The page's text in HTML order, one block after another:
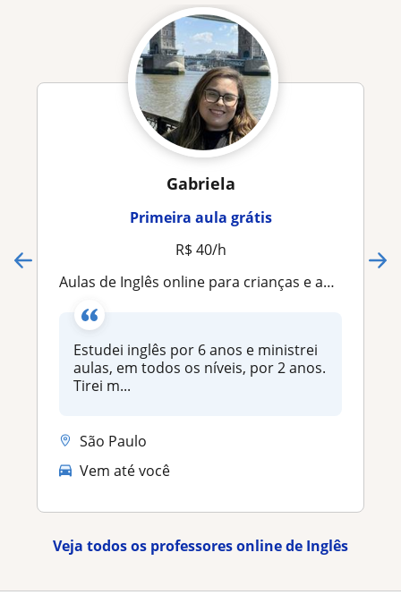
Gabriela
Primeira aula grátis
R$ 40/h
Aulas de Inglês online para crianças e adultos
Estudei inglês por 6 anos e ministrei
aulas, em todos os níveis, por 2 anos.
Tirei m...
São Paulo
Vem até você
Veja todos os professores online de Inglês